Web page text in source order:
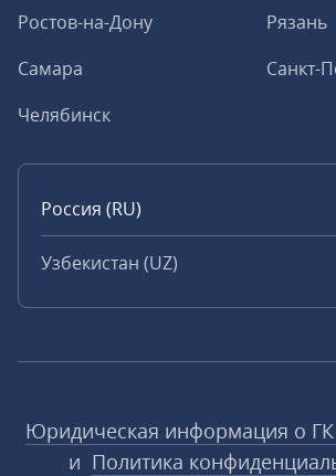
Ростов-на-Дону
Рязань
Самара
Санкт-
Челябинск
Россия (RU)
Узбекистан (UZ)
Юридическая информация о ГК
и Политика